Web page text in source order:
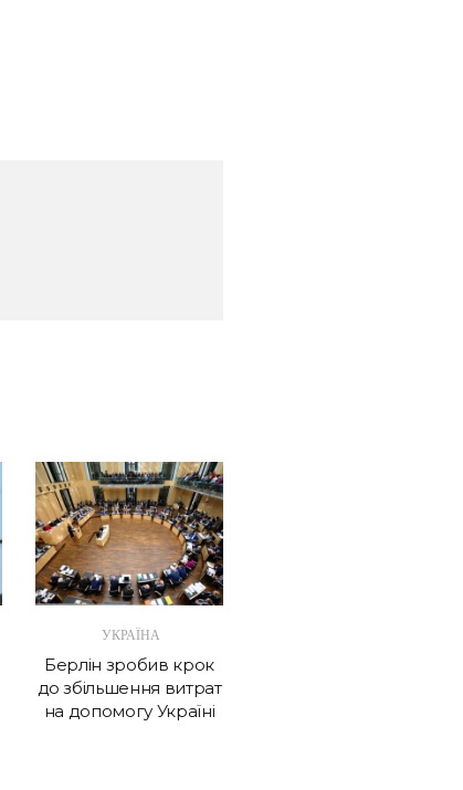
УКРАЇНА
Берлін зробив крок
до збільшення витрат
на допомогу Україні